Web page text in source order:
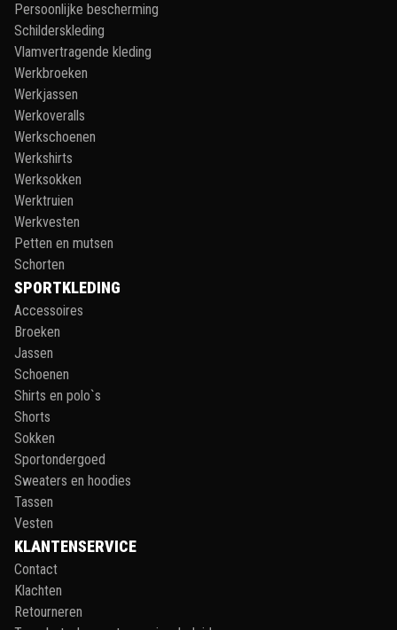
Persoonlijke bescherming
Schilderskleding
Vlamvertragende kleding
Werkbroeken
Werkjassen
Werkoveralls
Werkschoenen
Werkshirts
Werksokken
Werktruien
Werkvesten
Petten en mutsen
Schorten
SPORTKLEDING
Accessoires
Broeken
Jassen
Schoenen
Shirts en polo`s
Shorts
Sokken
Sportondergoed
Sweaters en hoodies
Tassen
Vesten
KLANTENSERVICE
Contact
Klachten
Retourneren